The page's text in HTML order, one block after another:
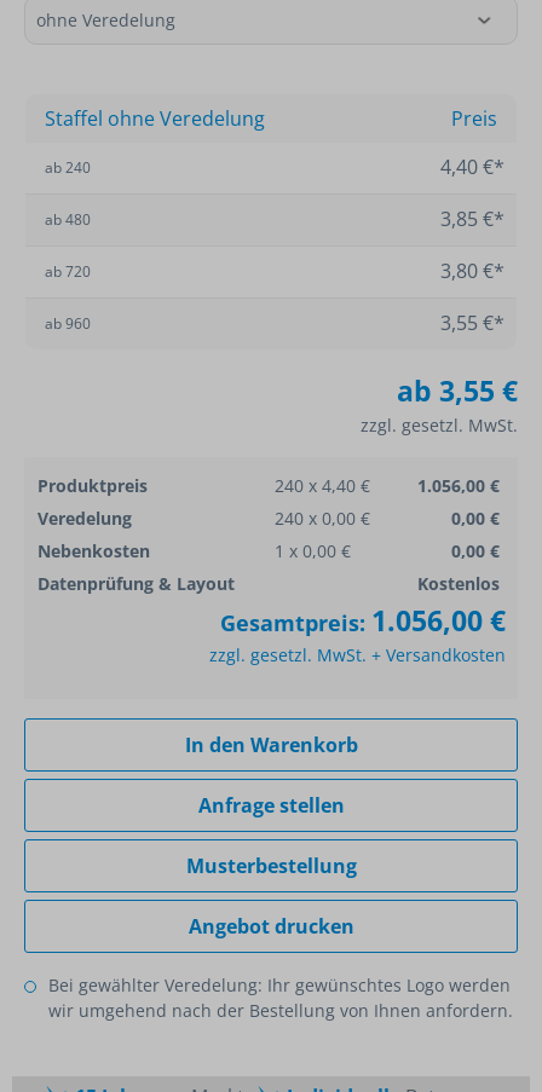
Staffel ohne Veredelung Preis
ab240 4,40 €*
ab480 3,85 €*
ab720 3,80 €*
ab960 3,55 €*
ab 3,55 €
zzgl. gesetzl. MwSt.
Produktpreis 240 x 4,40 €
1.056,00 €
Veredelung
240 x 0,00 €
0,00 €
Nebenkosten
1 x 0,00 €
0,00 €
Datenprüfung & Layout
Kostenlos
Gesamtpreis: 1.056,00 €
zzgl. gesetzl. MwSt. + Versandkosten
In den Warenkorb
Anfrage stellen
Musterbestellung
Angebot drucken
Bei gewählter Veredelung: Ihr gewünschtes Logo werden
wir umgehend nach der Bestellung von Ihnen anfordern.